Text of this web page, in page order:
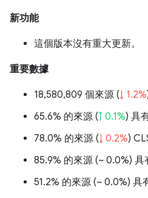
新功能
這個版本沒有重大更新。
重要數據
18,580,809 個來源 (↓ 1.2%
65.6% 的來源 (↑ 0.1%) 具
78.0% 的來源 (↓ 0.2%)
85.9% 的來源 (~ 0.0%) 具
51.2% 的來源 (~ 0.0%) 具